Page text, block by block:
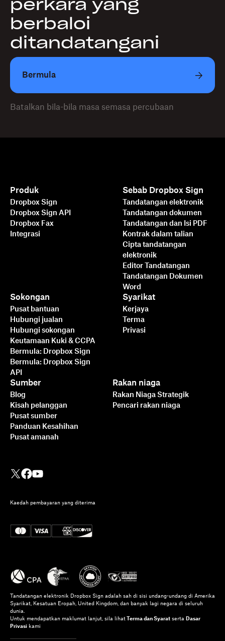
perkara yang
berbaloi
ditandatangani
Bermula
Batalkan bila-bila masa semasa percubaan
Produk
Dropbox Sign
Dropbox Sign API
Dropbox Fax
Integrasi
Sebab Dropbox Sign
Tandatangan elektronik
Tandatangan dokumen
Tandatangan dan Isi PDF
Kontrak dalam talian
Cipta tandatangan
elektronik
Editor Tandatangan
Tandatangan Dokumen
Word
Sokongan
Pusat bantuan
Hubungi jualan
Hubungi sokongan
Keutamaan Kuki & CCPA
Bermula: Dropbox Sign
Bermula: Dropbox Sign
API
Sumber
Blog
Kisah pelanggan
Pusat sumber
Panduan Kesahihan
Pusat amanah
Rakan niaga
Rakan Niaga Strategik
Pencari rakan niaga
Syarikat
Kerjaya
Terma
Privasi
Kaedah pembayaran yang diterima
Tandatangan elektronik Dropbox Sign adalah sah di sisi undang-undang di Amerika
Syarikat, Kesatuan Eropah, United Kingdom, dan banyak lagi negara di seluruh
dunia.
Untuk mendapatkan maklumat lanjut, sila lihat Terma dan Syarat serta Dasar
Privasi kami